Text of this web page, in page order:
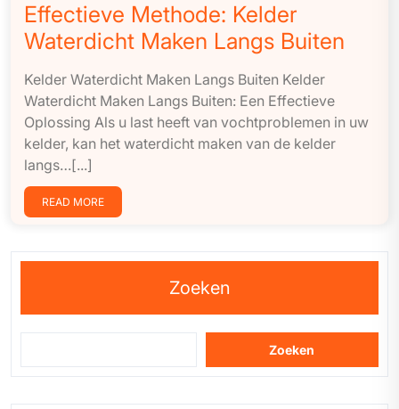
Effectieve Methode: Kelder
Waterdicht Maken Langs Buiten
Kelder Waterdicht Maken Langs Buiten Kelder
Waterdicht Maken Langs Buiten: Een Effectieve
Oplossing Als u last heeft van vochtproblemen in uw
kelder, kan het waterdicht maken van de kelder
langs…[...]
READ MORE
Zoeken
Zoeken